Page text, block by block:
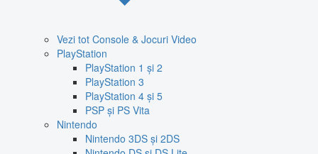
Vezi tot Console & Jocuri Video
PlayStation
PlayStation 1 și 2
PlayStation 3
PlayStation 4 și 5
PSP și PS Vita
Nintendo
Nintendo 3DS și 2DS